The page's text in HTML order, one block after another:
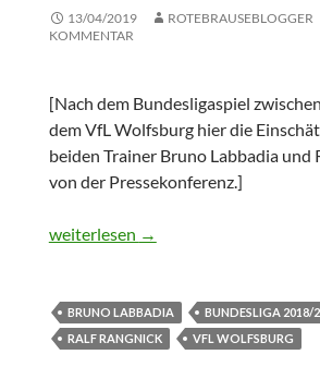
13/04/2019 ROTEBRAUSEBLOGGER
KOMMENTAR
[Nach dem Bundesligaspiel
dem VfL Wolfsburg hier die
beiden Trainer Bruno Labbadia und
von der Pressekonferenz.]
Pressekonferenz: RB Leipzig vs. VfL
weiterlesen →
BRUNO LABBADIA
BUNDESLIGA 2018/
RALF RANGNICK
VFL WOLFSBURG